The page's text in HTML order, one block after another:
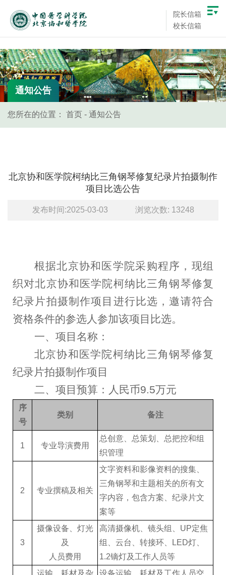
院长信箱
校长信箱
通知公告
您所在的位置： 首页 - 通知公告
北京协和医学院柯纳比三角钢琴修复纪录片拍摄制作
项目比选公告
发布时间:2025-03-03 浏览次数: 13248
根据北京协和医学院采购程序，现组
织对北京协和医学院柯纳比三角钢琴修复
纪录片拍摄制作项目进行比选，邀请符合
资格条件的参选人参加该项目比选。
一、 项目名称：
北京协和医学院柯纳比三角钢琴修复
纪录片拍摄制作项目
二、项目预算： 人民币9.5万元
序
号
类别 备注
1 专业导演费用
总创意、总策划、总把控和组
织管理
2 专业撰稿及相关
文字资料和影像资料的搜集、
三角钢琴和主题相关的所有文
字内容，包含方案、纪录片文
案等
3
摄像设备、灯光
及
人员费用
高清摄像机、镜头组、UP定焦
组、云台、转接环、LED灯、
1.2镝灯及工作人员等
运输、耗材及杂
设备运输、耗材及工作人员交